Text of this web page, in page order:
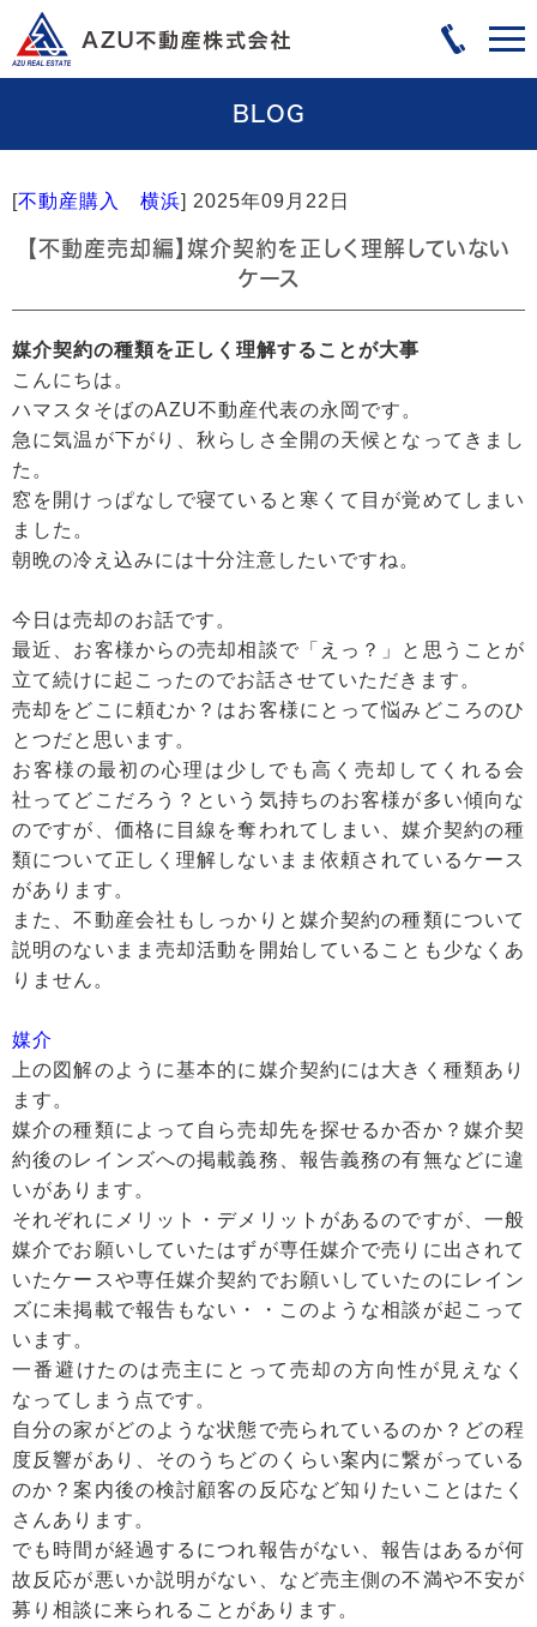
BLOG
[不動産購入 横浜] 2025年09月22日
【不動産売却編】媒介契約を正しく理解していない
ケース
媒介契約の種類を正しく理解することが大事
こんにちは。
ハマスタそばのAZU不動産代表の永岡です。
急に気温が下がり、秋らしさ全開の天候となってきまし
た。
窓を開けっぱなしで寝ていると寒くて目が覚めてしまい
ました。
朝晩の冷え込みには十分注意したいですね。
今日は売却のお話です。
最近、お客様からの売却相談で「えっ？」と思うことが
立て続けに起こったのでお話させていただきます。
売却をどこに頼むか？はお客様にとって悩みどころのひ
とつだと思います。
お客様の最初の心理は少しでも高く売却してくれる会
社ってどこだろう？という気持ちのお客様が多い傾向な
のですが、価格に目線を奪われてしまい、媒介契約の種
類について正しく理解しないまま依頼されているケース
があります。
また、不動産会社もしっかりと媒介契約の種類について
説明のないまま売却活動を開始していることも少なくあ
りません。
媒介
上の図解のように基本的に媒介契約には大きく種類あり
ます。
媒介の種類によって自ら売却先を探せるか否か？媒介契
約後のレインズへの掲載義務、報告義務の有無などに違
いがあります。
それぞれにメリット・デメリットがあるのですが、一般
媒介でお願いしていたはずが専任媒介で売りに出されて
いたケースや専任媒介契約でお願いしていたのにレイン
ズに未掲載で報告もない・・このような相談が起こって
います。
一番避けたのは売主にとって売却の方向性が見えなく
なってしまう点です。
自分の家がどのような状態で売られているのか？どの程
度反響があり、そのうちどのくらい案内に繋がっている
のか？案内後の検討顧客の反応など知りたいことはたく
さんあります。
でも時間が経過するにつれ報告がない、報告はあるが何
故反応が悪いか説明がない、など売主側の不満や不安が
募り相談に来られることがあります。